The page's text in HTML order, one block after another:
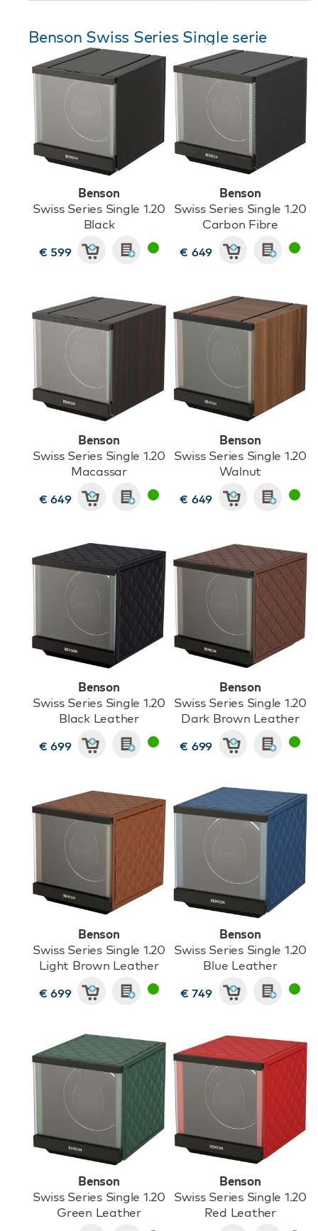
Benson Swiss Series Single serie
Benson
Swiss Series Single 1.20
Black
€ 599
Benson
Swiss Series Single 1.20
Carbon Fibre
€ 649
Benson
Swiss Series Single 1.20
Macassar
€ 649
Benson
Swiss Series Single 1.20
Walnut
€ 649
Benson
Swiss Series Single 1.20
Black Leather
€ 699
Benson
Swiss Series Single 1.20
Dark Brown Leather
€ 699
Benson
Swiss Series Single 1.20
Light Brown Leather
€ 699
Benson
Swiss Series Single 1.20
Blue Leather
€ 749
Benson
Swiss Series Single 1.20
Green Leather
Benson
Swiss Series Single 1.20
Red Leather